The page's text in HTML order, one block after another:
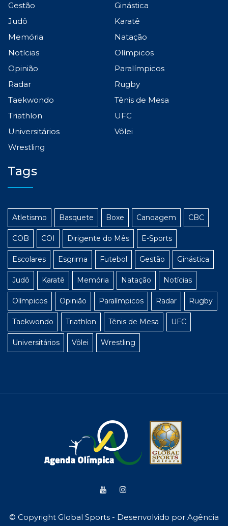
Gestão
Ginástica
Judô
Karatê
Memória
Natação
Notícias
Olímpicos
Opinião
Paralímpicos
Radar
Rugby
Taekwondo
Tênis de Mesa
Triathlon
UFC
Universitários
Vôlei
Wrestling
Tags
Atletismo Basquete Boxe Canoagem CBC
COB COI Dirigente do Mês E-Sports
Escolares Esgrima Futebol Gestão Ginástica
Judô Karatê Memória Natação Notícias
Olímpicos Opinião Paralímpicos Radar Rugby
Taekwondo Triathlon Tênis de Mesa UFC
Universitários Vôlei Wrestling
© Copyright Global Sports - Desenvolvido por Agência